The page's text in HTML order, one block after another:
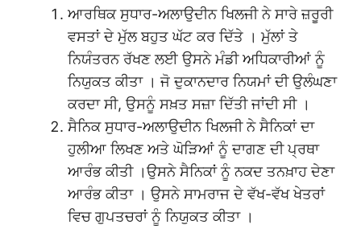
ਆਰਥਿਕ ਸੁਧਾਰ-ਅਲਾਉਦੀਨ ਖਿਲਜੀ ਨੇ ਸਾਰੇ ਜ਼ਰੂਰੀ
ਵਸਤਾਂ ਦੇ ਮੁੱਲ ਬਹੁਤ ਘੱਟ ਕਰ ਦਿੱਤੇ । ਮੁੱਲਾਂ ਤੇ
ਨਿਯੰਤਰਨ ਰੱਖਣ ਲਈ ਉਸਨੇ ਮੰਡੀ ਅਧਿਕਾਰੀਆਂ ਨੂੰ
ਨਿਯੁਕਤ ਕੀਤਾ । ਜੋ ਦੁਕਾਨਦਾਰ ਨਿਯਮਾਂ ਦੀ ਉਲੰਘਣਾ
ਕਰਦਾ ਸੀ, ਉਸਨੂੰ ਸਖ਼ਤ ਸਜ਼ਾ ਦਿੱਤੀ ਜਾਂਦੀ ਸੀ ।
ਸੈਨਿਕ ਸੁਧਾਰ-ਅਲਾਉਦੀਨ ਖਿਲਜੀ ਨੇ ਸੈਨਿਕਾਂ ਦਾ
ਹੁਲੀਆ ਲਿਖਣ ਅਤੇ ਘੋੜਿਆਂ ਨੂੰ ਦਾਗਣ ਦੀ ਪ੍ਰਥਾ
ਆਰੰਭ ਕੀਤੀ ।ਉਸਨੇ ਸੈਨਿਕਾਂ ਨੂੰ ਨਕਦ ਤਨਖ਼ਾਹ ਦੇਣਾ
ਆਰੰਭ ਕੀਤਾ । ਉਸਨੇ ਸਾਮਰਾਜ ਦੇ ਵੱਖ-ਵੱਖ ਖੇਤਰਾਂ
ਵਿਚ ਗੁਪਤਚਰਾਂ ਨੂੰ ਨਿਯੁਕਤ ਕੀਤਾ ।